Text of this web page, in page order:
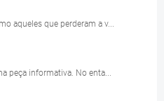
aqueles que perderam a v...
peça informativa. No enta...